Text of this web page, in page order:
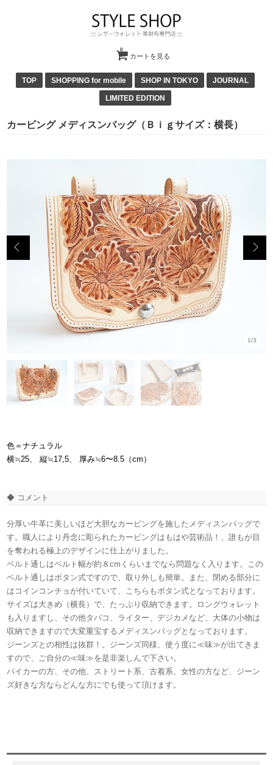
カートを見る
0
TOP SHOPPING for mobile SHOP IN TOKYO JOURNAL
LIMITED EDITION
カービング メディスンバッグ（Ｂｉｇサイズ：横長）
1/3
色＝ナチュラル
横≒25、 縦≒17,5、 厚み≒6〜8.5（cm）
◆ コメント
分厚い牛革に美しいほど大胆なカービングを施したメディスンバッグで
す。職人により丹念に彫られたカービングはもはや芸術品！、誰もが目
を奪われる極上のデザインに仕上がりました。
ベルト通しはベルト幅が約８cmくらいまでなら問題なく入ります。この
ベルト通しはボタン式ですので、取り外しも簡単。また、閉める部分に
はコインコンチョが付いていて、こちらもボタン式となっております。
サイズは大きめ（横長）で、たっぷり収納できます。ロングウォレット
も入りますし、その他タバコ、ライター、デジカメなど、大体の小物は
収納できますので大変重宝するメディスンバッグとなっております。
ジーンズとの相性は抜群！。ジーンズ同様、使う度に≪味≫が出てきま
すので、ご自分の≪味≫を是非楽しんで下さい。
バイカーの方、その他、ストリート系、古着系、女性の方など、ジーン
ズ好きな方ならどんな方にでも使って頂けます。